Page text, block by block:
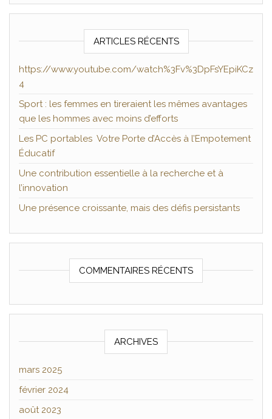
ARTICLES RÉCENTS
https://www.youtube.com/watch%3Fv%3DpFsYEpiKCz
4
Sport : les femmes en tireraient les mêmes avantages
que les hommes avec moins d’efforts
Les PC portables Votre Porte d’Accès à l’Empotement
Éducatif
Une contribution essentielle à la recherche et à
l’innovation
Une présence croissante, mais des défis persistants
COMMENTAIRES RÉCENTS
ARCHIVES
mars 2025
février 2024
août 2023